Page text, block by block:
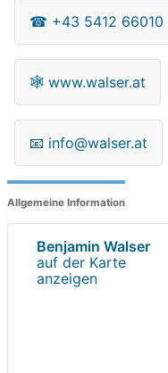
☎ +43 5412 66010
🕸 www.walser.at
📧 info@walser.at
Allgemeine Information
Benjamin Walser
auf der Karte
anzeigen